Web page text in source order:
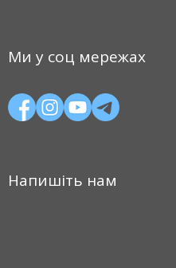
Ми у соц мережах
Напишіть нам